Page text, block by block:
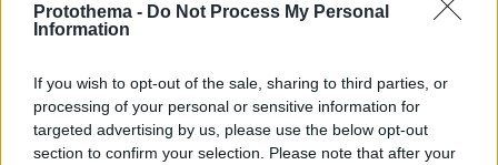
Protothema - Do Not Process My Personal
Information
If you wish to opt-out of the sale, sharing to third parties, or
processing of your personal or sensitive information for
targeted advertising by us, please use the below opt-out
section to confirm your selection. Please note that after your